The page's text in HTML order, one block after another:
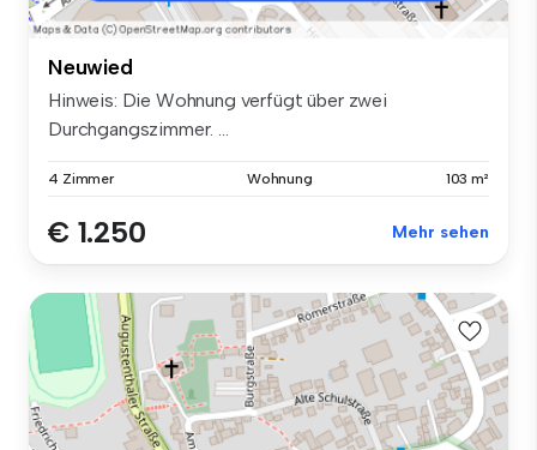
Neuwied
Hinweis: Die Wohnung verfügt über zwei
Durchgangszimmer. ...
4 Zimmer Wohnung 103 m²
€ 1.250 Mehr sehen